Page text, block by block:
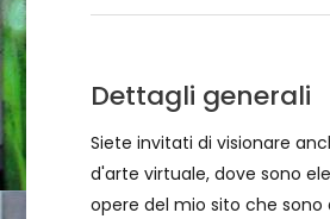
Dettagli generali
Siete invitati di visionare
d'arte virtuale, dove sono
opere del mio sito che sono